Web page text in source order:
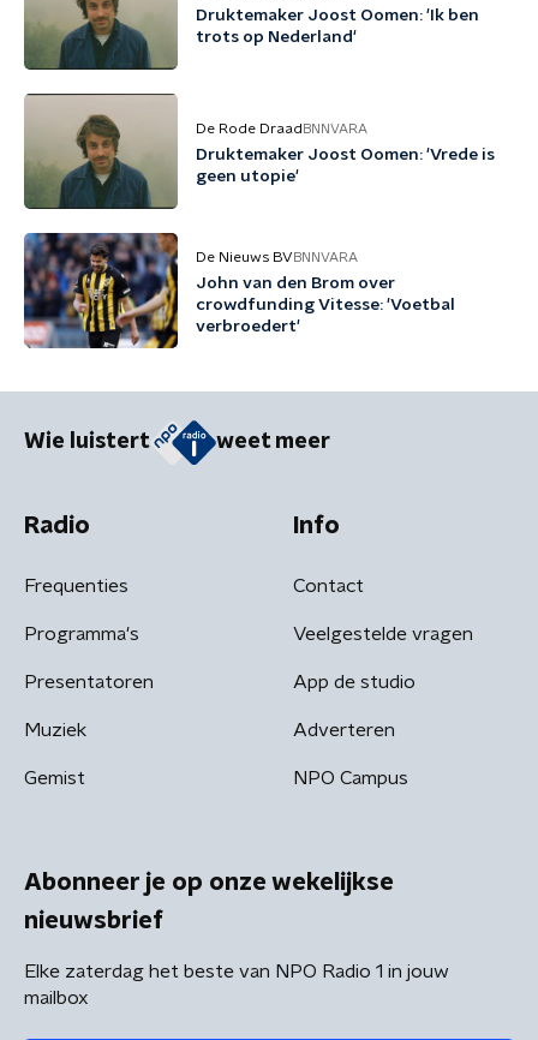
Druktemaker Joost Oomen: 'Ik ben
trots op Nederland'
De Rode Draad BNNVARA
Druktemaker Joost Oomen: 'Vrede is
geen utopie'
De Nieuws BV BNNVARA
John van den Brom over
crowdfunding Vitesse: 'Voetbal
verbroedert'
Wie luistert weet meer
Radio
Frequenties
Programma's
Presentatoren
Muziek
Gemist
Info
Contact
Veelgestelde vragen
App de studio
Adverteren
NPO Campus
Abonneer je op onze wekelijkse
nieuwsbrief
Elke zaterdag het beste van NPO Radio 1 in jouw
mailbox